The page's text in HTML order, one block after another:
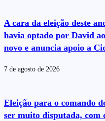
A cara da eleição deste
havia optado por David
novo e anuncia apoio a
7 de agosto de 2026
Eleição para o comando
ser muito disputada, com